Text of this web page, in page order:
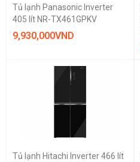
Tủ lạnh Panasonic Inverter
405 lít NR-TX461GPKV
9,930,000VND
Tủ lạnh Hitachi Inverter 466 lít